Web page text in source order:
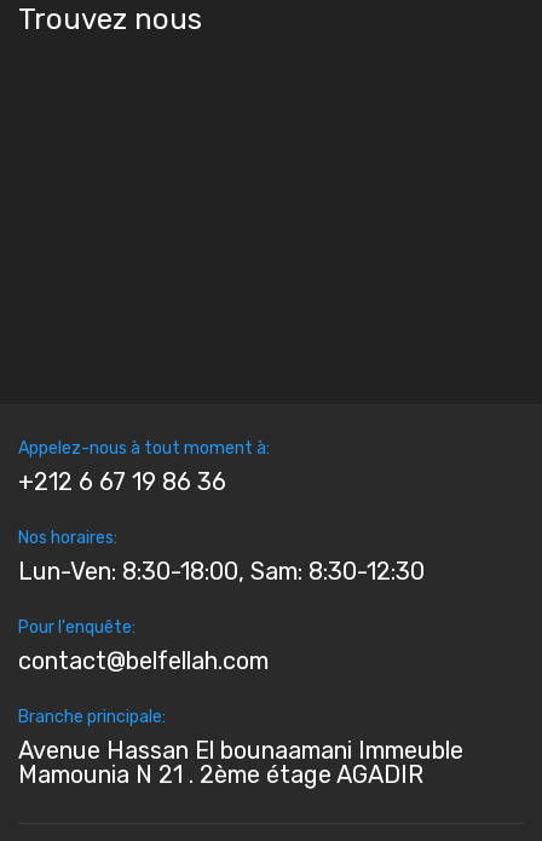
Trouvez nous
Appelez-nous à tout moment à:
+212 6 67 19 86 36
Nos horaires:
Lun-Ven: 8:30-18:00, Sam: 8:30-12:30
Pour l'enquête:
contact@belfellah.com
Branche principale:
Avenue Hassan El bounaamani Immeuble
Mamounia N 21 . 2ème étage AGADIR